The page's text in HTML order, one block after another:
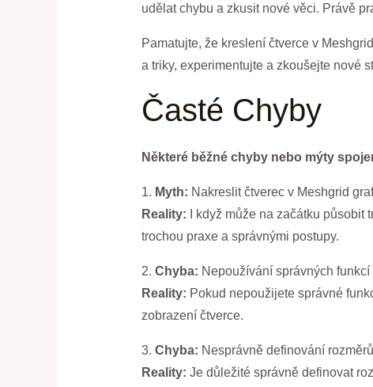
udělat chybu a zkusit nové věci. Právě
Pamatujte, že kreslení čtverce v
a triky, experimentujte a zkoušejte nové
Časté Chyby
Některé běžné chyby nebo mýty
1. Myth: Nakreslit čtverec v Meshgrid
Reality: I když může na začátku
trochou praxe a správnými postupy.
2. Chyba: Nepoužívání správných
Reality: Pokud nepoužijete správné
zobrazení čtverce.
3. Chyba: Nesprávně definování
Reality: Je důležité správně definovat